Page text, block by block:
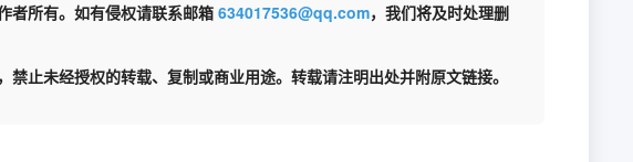
者所有。如有侵权请联系邮箱 634017536@qq.com，我们将及时处理删
止未经授权的转载、复制或商业用途。转载请注明出处并附原文链接。